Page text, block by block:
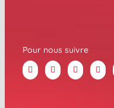
Pour nous suivre